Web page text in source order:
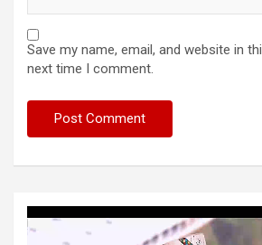
Save my name, email, and website in
next time I comment.